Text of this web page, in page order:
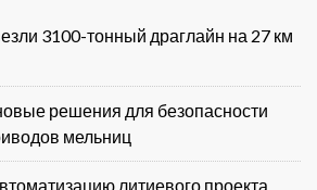
3100-тонный драглайн на 27 км
решения для безопасности
мельниц
литиевого проекта